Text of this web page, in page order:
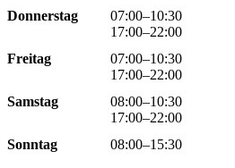
Donnerstag
07:00–10:30
17:00–22:00
Freitag
07:00–10:30
17:00–22:00
Samstag
08:00–10:30
17:00–22:00
Sonntag
08:00–15:30